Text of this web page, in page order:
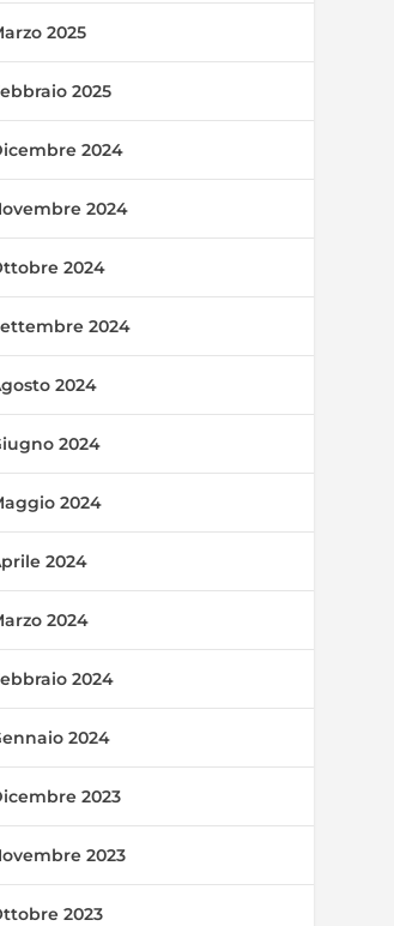
2025
2025
2024
2024
2024
2024
2024
2024
2024
2024
2024
2024
2024
2023
2023
2023